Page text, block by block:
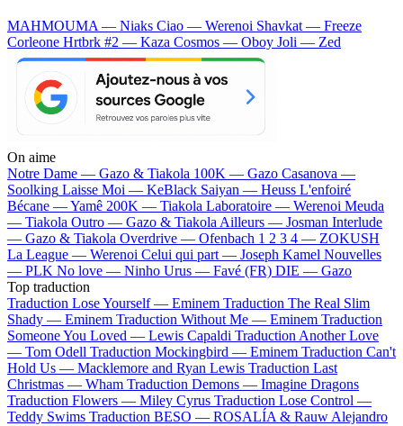
MAHMOUMA — Niaks Ciao — Werenoi Shavkat — Freeze
Corleone Hrtbrk #2 — Kaza Cosmos — Oboy Joli — Zed
On aime
Notre Dame — Gazo & Tiakola 100K — Gazo Casanova —
Soolking Laisse Moi — KeBlack Saiyan — Heuss L'enfoiré
Bécane —Yamê 200K — Tiakola Laboratoire — Werenoi Meuda
— Tiakola Outro — Gazo & Tiakola Ailleurs — Josman Interlude
— Gazo & Tiakola Overdrive — Ofenbach 1 2 3 4 — ZOKUSH
La League — Werenoi Celui qui part — Joseph Kamel Nouvelles
— PLK No love — Ninho Urus — Favé (FR) DIE — Gazo
Top traduction
Traduction Lose Yourself — Eminem Traduction The Real Slim
Shady — Eminem Traduction Without Me — Eminem Traduction
Someone You Loved — Lewis Capaldi Traduction Another Love
— Tom Odell Traduction Mockingbird — Eminem Traduction Can't
Hold Us — Macklemore and Ryan Lewis Traduction Last
Christmas — Wham Traduction Demons — Imagine Dragons
Traduction Flowers — Miley Cyrus Traduction Lose Control —
Teddy Swims Traduction BESO — ROSALÍA & Rauw Alejandro